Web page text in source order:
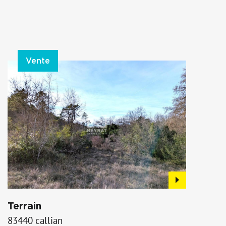
Vente
Terrain
83440 callian